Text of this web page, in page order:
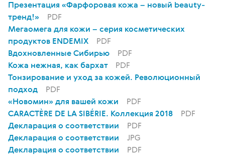
Презентация «Фарфоровая кожа – новый beauty-
тренд!»
PDF
Мегаомега для кожи – серия косметических
продуктов ENDEMIX
PDF
Вдохновленные Сибирью
PDF
Кожа нежная, как бархат
PDF
Тонзирование и уход за кожей. Революционный
подход
PDF
«Новомин» для вашей кожи
PDF
CARACTÈRE DE LA SIBÉRIE. Коллекция 2018
PDF
Декларация о соответствии
PDF
Декларация о соответствии
JPG
Декларация о соответствии
PDF